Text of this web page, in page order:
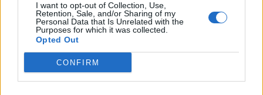
I want to opt-out of Collection, Use,
Retention, Sale, and/or Sharing of my
Personal Data that Is Unrelated with the
Purposes for which it was collected.
Opted Out
CONFIRM
biografskega leksikona – 2. del
Druga razstava iz ciklusa Markantne ženske iz
Šaleškega biografskega leksikona prikazuje
življenje in delovanje osmih markantnih žensk,